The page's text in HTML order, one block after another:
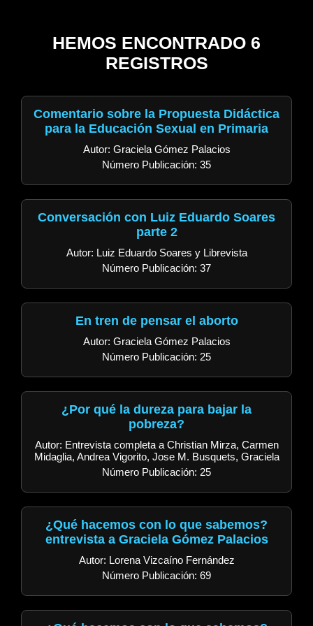
HEMOS ENCONTRADO 6
REGISTROS
Comentario sobre la Propuesta Didáctica
para la Educación Sexual en Primaria
Autor: Graciela Gómez Palacios
Número Publicación: 35
Conversación con Luiz Eduardo Soares
parte 2
Autor: Luiz Eduardo Soares y Librevista
Número Publicación: 37
En tren de pensar el aborto
Autor: Graciela Gómez Palacios
Número Publicación: 25
¿Por qué la dureza para bajar la
pobreza?
Autor: Entrevista completa a Christian Mirza, Carmen
Midaglia, Andrea Vigorito, Jose M. Busquets, Graciela
Número Publicación: 25
¿Qué hacemos con lo que sabemos?
entrevista a Graciela Gómez Palacios
Autor: Lorena Vizcaíno Fernández
Número Publicación: 69